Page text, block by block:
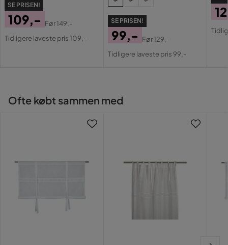
SE PRISEN!
Pris
109,-
Original
Før149,-
Tidligere laveste pris 109,-
SE PRISEN!
Pris
99,-
Original
Før129,-
Tidligere laveste pris 99,-
Ofte købt sammen med